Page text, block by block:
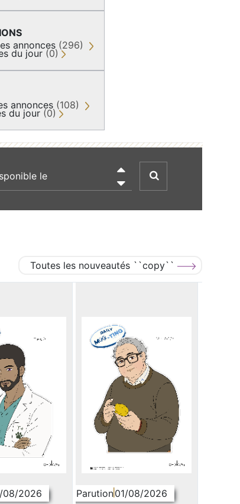
annonces (296)
du jour (0)
annonces (108)
du jour (0)

Toutes les nouveautés ``copy``
08/2026 Parution01/08/2026